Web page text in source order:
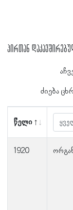
პირთან
ძიება
წელი
1920